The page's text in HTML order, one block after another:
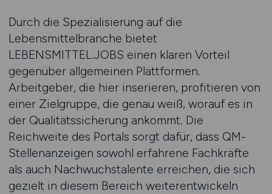
Durch die Spezialisierung auf die
Lebensmittelbranche bietet
LEBENSMITTEL.JOBS einen klaren Vorteil
gegenüber allgemeinen Plattformen.
Arbeitgeber, die hier inserieren, profitieren von
einer Zielgruppe, die genau weiß, worauf es in
der Qualitätssicherung ankommt. Die
Reichweite des Portals sorgt dafür, dass QM-
Stellenanzeigen sowohl erfahrene Fachkräfte
als auch Nachwuchstalente erreichen, die sich
gezielt in diesem Bereich weiterentwickeln